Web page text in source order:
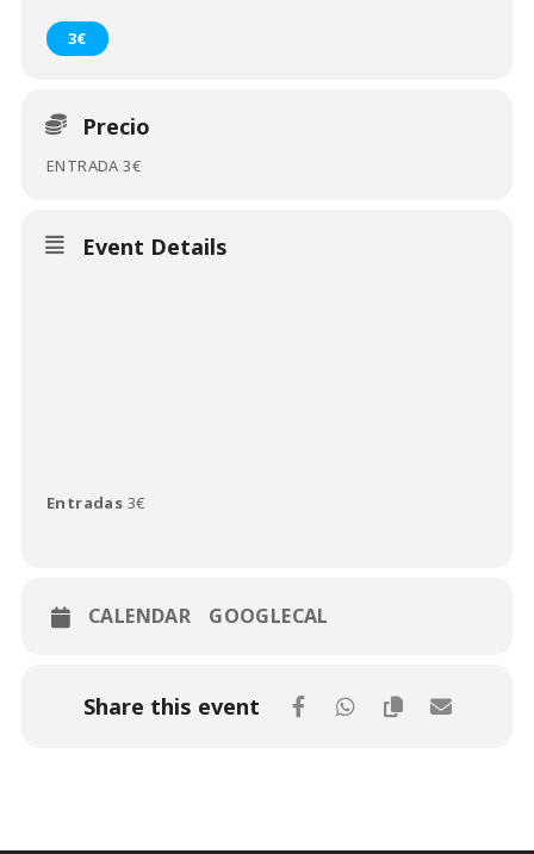
3€
Precio
ENTRADA 3€
Event Details
Entradas 3€
CALENDAR GOOGLECAL
Share this event